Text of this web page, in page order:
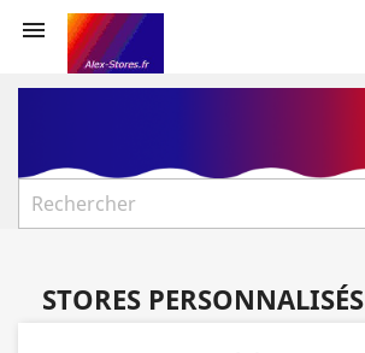

STORES PERSONNALISÉS